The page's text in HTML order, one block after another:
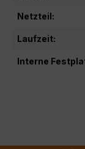
Netzteil:
Laufzeit:
Interne